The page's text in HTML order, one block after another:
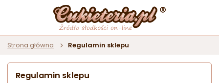
Strona główna Regulamin sklepu
Regulamin sklepu